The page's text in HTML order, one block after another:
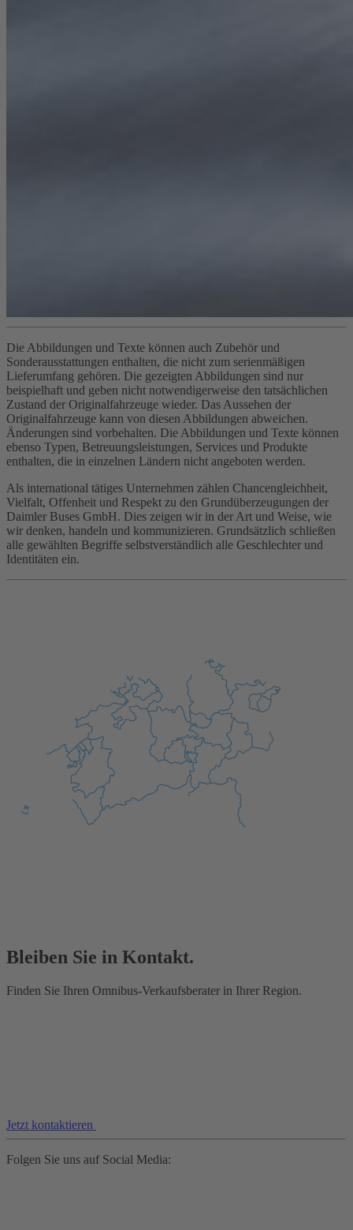
Die Abbildungen und Texte können auch Zubehör und
Sonderausstattungen enthalten, die nicht zum serienmäßigen
Lieferumfang gehören. Die gezeigten Abbildungen sind nur
beispielhaft und geben nicht notwendigerweise den tatsächlichen
Zustand der Originalfahrzeuge wieder. Das Aussehen der
Originalfahrzeuge kann von diesen Abbildungen abweichen.
Änderungen sind vorbehalten. Die Abbildungen und Texte können
ebenso Typen, Betreuungsleistungen, Services und Produkte
enthalten, die in einzelnen Ländern nicht angeboten werden.
Als international tätiges Unternehmen zählen Chancengleichheit,
Vielfalt, Offenheit und Respekt zu den Grundüberzeugungen der
Daimler Buses GmbH. Dies zeigen wir in der Art und Weise, wie
wir denken, handeln und kommunizieren. Grundsätzlich schließen
alle gewählten Begriffe selbstverständlich alle Geschlechter und
Identitäten ein.
Bleiben Sie in Kontakt.
Finden Sie Ihren Omnibus-Verkaufsberater in Ihrer Region.
Jetzt kontaktieren
Folgen Sie uns auf Social Media: